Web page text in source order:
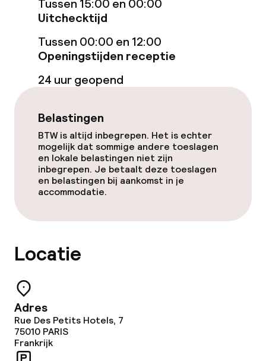
Spacentrum
Spa behandelingen
Massage
Entertainment
Betaalde wifi
Eet- en drinkgelegenheden
Eet- en drinkdiensten
Ontbijtbuffet
Tussen 15:00 en 00:00
Uitchecktijd
Tussen 00:00 en 12:00
Openingstijden receptie
24 uur geopend
Belastingen
BTW is altijd inbegrepen. Het is echter
mogelijk dat sommige andere toeslagen
en lokale belastingen niet zijn
inbegrepen. Je betaalt deze toeslagen
en belastingen bij aankomst in je
accommodatie.
Locatie
Adres
Rue Des Petits Hotels, 7
75010 PARIS
Frankrijk